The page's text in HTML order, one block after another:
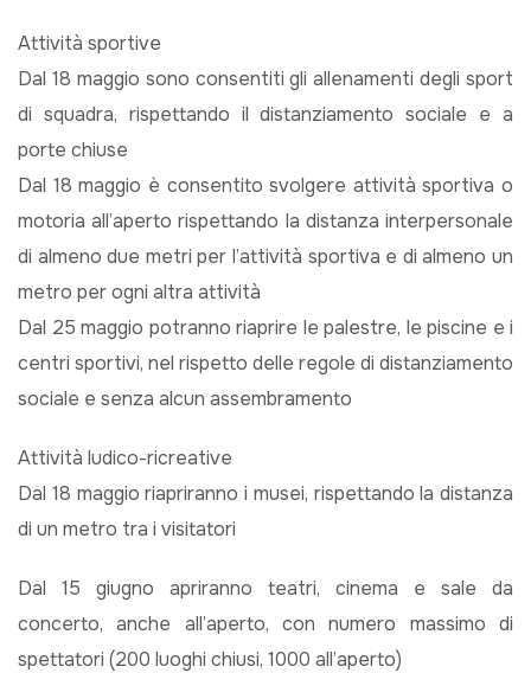
Attività sportive
Dal 18 maggio sono consentiti gli allenamenti degli sport
di squadra, rispettando il distanziamento sociale e a
porte chiuse
Dal 18 maggio è consentito svolgere attività sportiva o
motoria all’aperto rispettando la distanza interpersonale
di almeno due metri per l’attività sportiva e di almeno un
metro per ogni altra attività
Dal 25 maggio potranno riaprire le palestre, le piscine e i
centri sportivi, nel rispetto delle regole di distanziamento
sociale e senza alcun assembramento
Attività ludico-ricreative
Dal 18 maggio riapriranno i musei, rispettando la distanza
di un metro tra i visitatori
Dal 15 giugno apriranno teatri, cinema e sale da
concerto, anche all’aperto, con numero massimo di
spettatori (200 luoghi chiusi, 1000 all’aperto)